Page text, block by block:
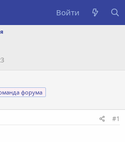
Войти
форума
#1